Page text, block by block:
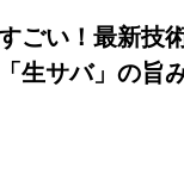
ごい！最新技
生サバ」の旨